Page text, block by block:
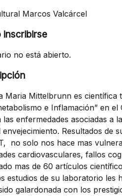
Marcos Valcárcel
inscribirse
no está abierto.
Maria Mittelbrunn es científica
e Inflamación” en
las enfermedades asociadas a
Resultados de
no solo nos hace mas
cardiovasculares, fallos
mas de 60 artículos
estudios de su laboratorio les
galardonada con los